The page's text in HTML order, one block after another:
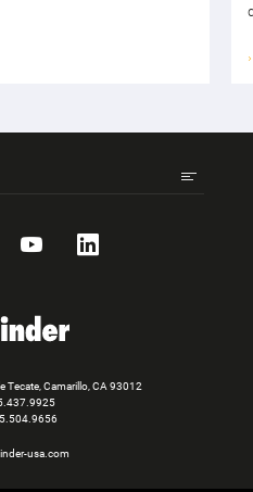
YouTubeLinkedIn
Tecate, Camarillo, CA 93012
usa.com